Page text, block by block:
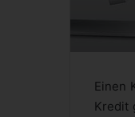
Einen
Kredit